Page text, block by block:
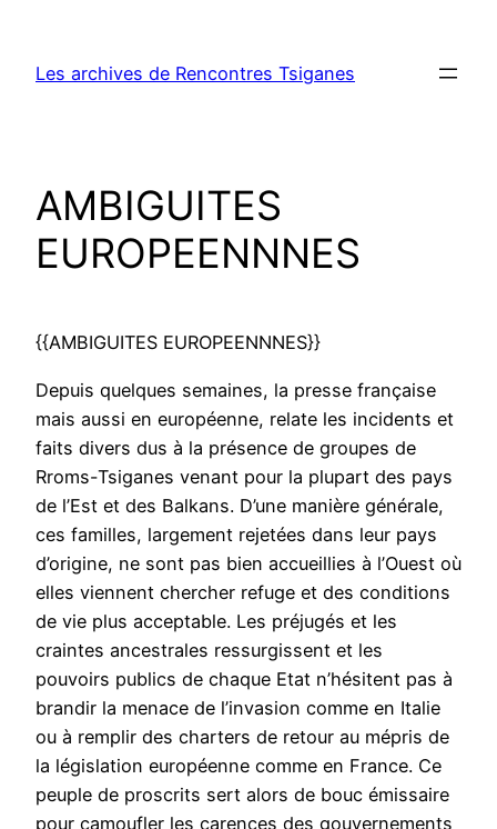
contenu
Les archives de Rencontres Tsiganes
AMBIGUITES
EUROPEENNNES
{{AMBIGUITES EUROPEENNNES}}
Depuis quelques semaines, la presse française
mais aussi en européenne, relate les incidents et
faits divers dus à la présence de groupes de
Rroms-Tsiganes venant pour la plupart des pays
de l’Est et des Balkans. D’une manière générale,
ces familles, largement rejetées dans leur pays
d’origine, ne sont pas bien accueillies à l’Ouest où
elles viennent chercher refuge et des conditions
de vie plus acceptable. Les préjugés et les
craintes ancestrales ressurgissent et les
pouvoirs publics de chaque Etat n’hésitent pas à
brandir la menace de l’invasion comme en Italie
ou à remplir des charters de retour au mépris de
la législation européenne comme en France. Ce
peuple de proscrits sert alors de bouc émissaire
pour camoufler les carences des gouvernements